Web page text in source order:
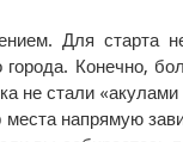
Для старта
Конечно,
не стали
напрямую